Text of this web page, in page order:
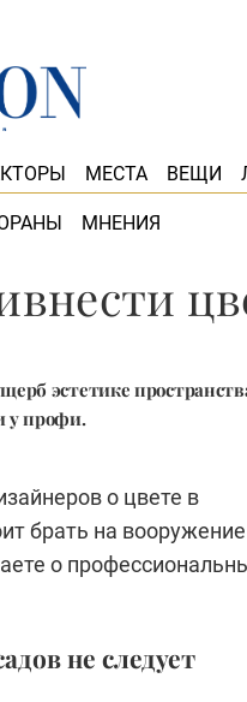
МЕСТА ВЕЩИ
МНЕНИЯ
эстетике
у профи.
о цвете в
брать на вооружение
о
не следует